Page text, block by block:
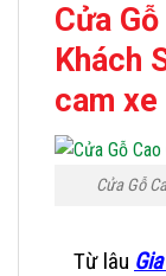
Cửa
Khách
cam xe
Cửa Gỗ
Từ lâu